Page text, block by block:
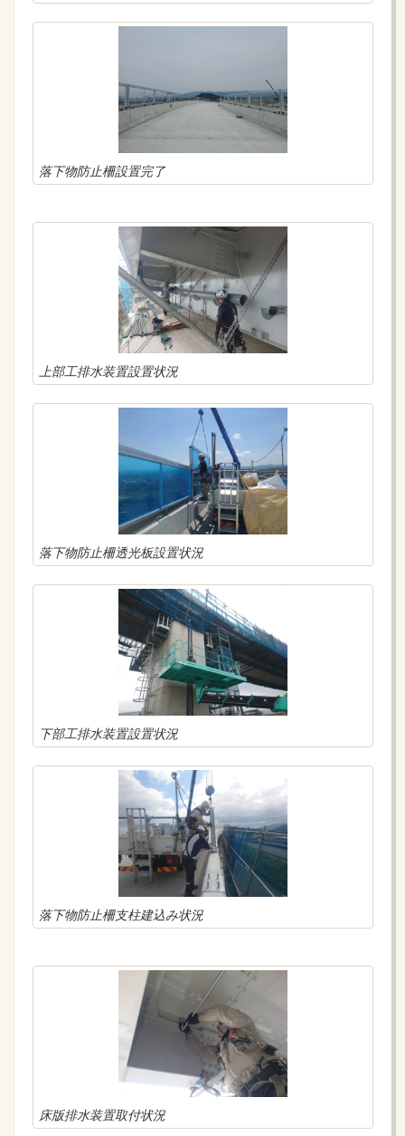
落下物防止柵設置完了
上部工排水装置設置状況
落下物防止柵透光板設置状況
下部工排水装置設置状況
落下物防止柵支柱建込み状況
床版排水装置取付状況